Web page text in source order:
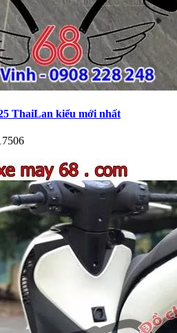
ThaiLan kiểu mới nhất